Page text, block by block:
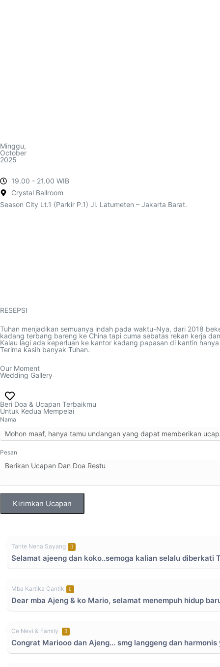
Minggu,
October
2025
19.00 - 21.00 WIB
Crystal Ballroom
Season City Lt.1 (Parkir P.1) Jl. Latumeten – Jakarta Barat.
RESEPSI
Tuhan menjadikan semuanya indah pada waktu-Nya, dari 2018
kadang terbang bareng ke China tapi cuma sebatas rekan kerja
Kalau lagi ada keperluan ke kantor kadang papasan di kantin
Terima kasih banyak Tuhan.
Our Moment
Wedding Gallery
Beri Doa & Ucapan Terbaikmu
Untuk Kedua Mempelai
Nama
Pesan
Kirimkan Ucapan
Tante Nena Sayang
Selamat ajeeng dan koko..semoga kalian selalu diberkati
Mba Kartika Cantik
Dear mba Ajeng & ko Mario, selamat menempuh hidup
Ce Nevi & Family
Congrat Mariooo dan Ajeng... smg langgeng dan